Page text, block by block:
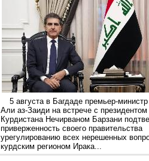
5 августа в Багдаде премьер-
Али аз-Заиди на встрече с президентом
Курдистана Нечирваном Барзани
приверженность своего правительства
урегулированию всех нерешенных
курдским регионом Ирака...